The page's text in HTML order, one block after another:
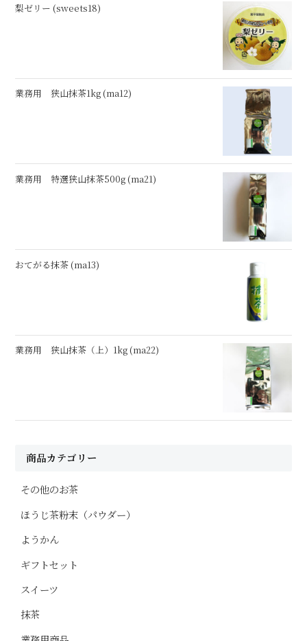
梨ゼリー (sweets18)
業務用 狭山抹茶1kg (ma12)
業務用 特選狭山抹茶500g (ma21)
おてがる抹茶 (ma13)
業務用 狭山抹茶（上）1kg (ma22)
商品カテゴリー
その他のお茶
ほうじ茶粉末（パウダー）
ようかん
ギフトセット
スイーツ
抹茶